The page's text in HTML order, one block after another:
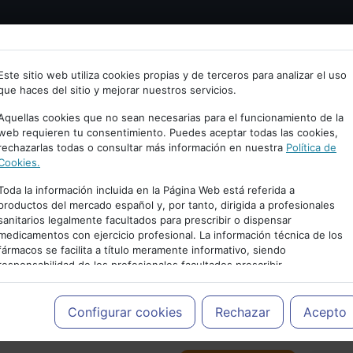
a psiquiatria.com
tu Email
o regístrate con tu email.
Cancelar
sitio web utiliza cookies propias y de terceros para analizar el uso
haces del sitio y mejorar nuestros servicios.
cookies que no sean necesarias para el funcionamiento de la
requieren tu consentimiento. Puedes aceptar todas las cookies,
todas o consultar más información en nuestra Política de
la información incluida en la Página Web está referida a
del mercado español y, por tanto, dirigida a profesionales
legalmente facultados para prescribir o dispensar
con ejercicio profesional. La información técnica de los
se facilita a título meramente informativo, siendo
de los profesionales facultados prescribir
y decidir, en cada caso concreto, el tratamiento más
a las necesidades del paciente.
Configurar cookies Rechazar Acepto
PUBLICIDAD